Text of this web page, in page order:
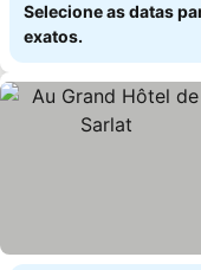
Selecione as datas
exatos.